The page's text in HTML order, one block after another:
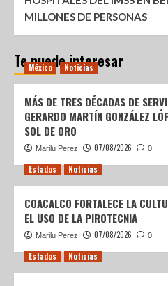
MILLONES DE PERSONAS
Te puede interesar
México Noticias
MÁS DE TRES DÉCADAS DE
GERARDO MARTÍN GONZÁLEZ
SOL DE ORO
Marilu Perez 07/08/2026 0
Estados Noticias
COACALCO FORTALECE LA
EL USO DE LA PIROTECNIA
Marilu Perez 07/08/2026 0
Estados Noticias